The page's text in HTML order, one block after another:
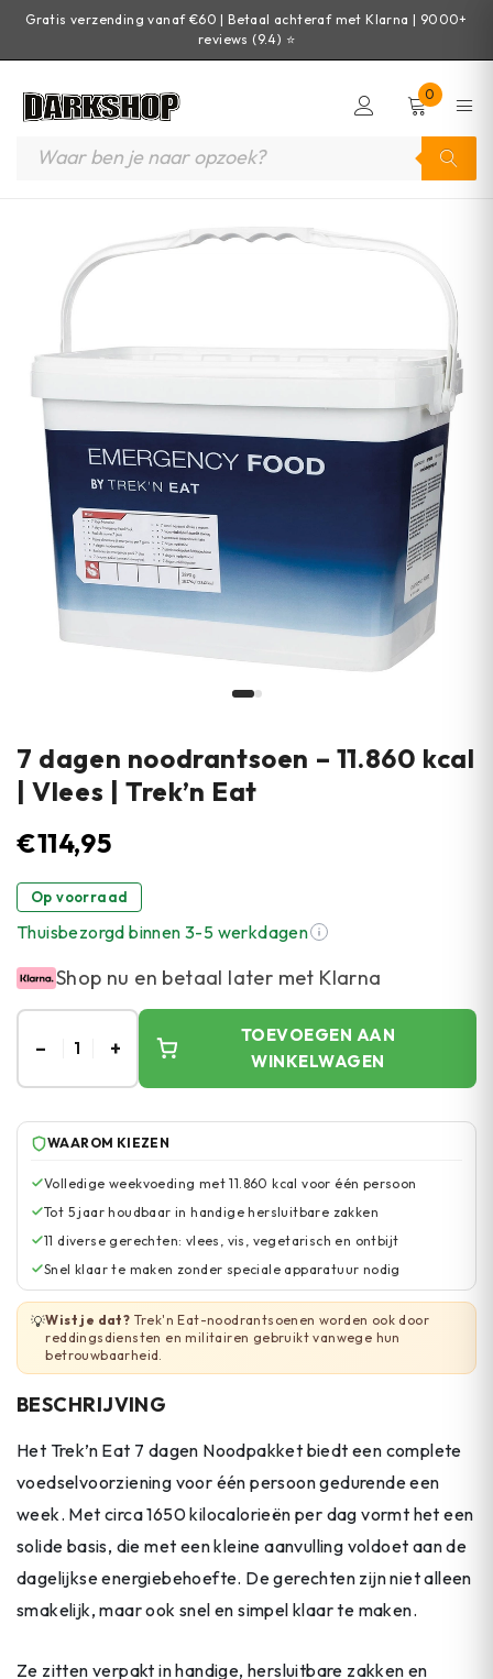
Gratis verzending vanaf €60 | Betaal achteraf met Klarna | 9000+
reviews (9.4) ⭐
0
7 dagen noodrantsoen – 11.860 kcal
| Vlees | Trek’n Eat
€114,95
Op voorraad
Thuisbezorgd binnen 3-5 werkdagen
Shop nu en betaal later met Klarna
– 1 +
TOEVOEGEN AAN
WINKELWAGEN
WAAROM KIEZEN
Volledige weekvoeding met 11.860 kcal voor één persoon
Tot 5 jaar houdbaar in handige hersluitbare zakken
11 diverse gerechten: vlees, vis, vegetarisch en ontbijt
Snel klaar te maken zonder speciale apparatuur nodig
💡Wist je dat? Trek'n Eat-noodrantsoenen worden ook door
reddingsdiensten en militairen gebruikt vanwege hun
betrouwbaarheid.
BESCHRIJVING
Het Trek’n Eat 7 dagen Noodpakket biedt een complete
voedselvoorziening voor één persoon gedurende een
week. Met circa 1650 kilocalorieën per dag vormt het een
solide basis, die met een kleine aanvulling voldoet aan de
dagelijkse energiebehoefte. De gerechten zijn niet alleen
smakelijk, maar ook snel en simpel klaar te maken.
Ze zitten verpakt in handige, hersluitbare zakken en